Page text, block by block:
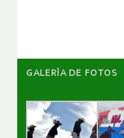
GALERÌA DE FOTOS